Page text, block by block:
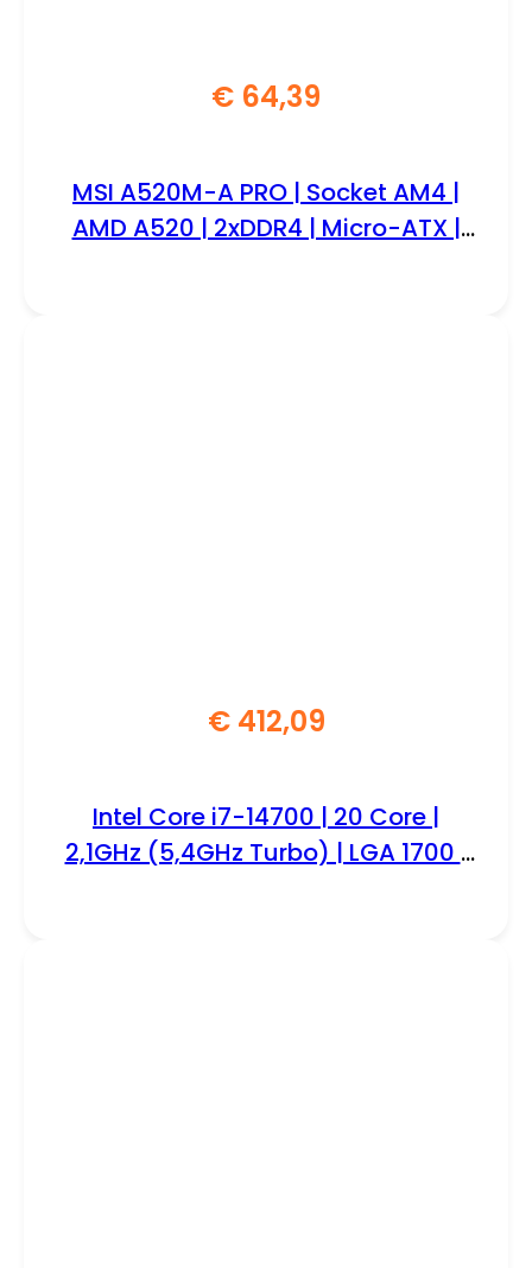
€ 64,39
MSI A520M-A PRO | Socket AM4 |
AMD A520 | 2xDDR4 | Micro-ATX |
€412,09
Intel Core i7-14700 | 20 Core |
2,1GHz (5,4GHz Turbo) | LGA 1700 |